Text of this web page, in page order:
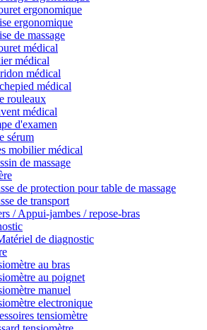
ergonomique
ergonomique
de massage
médical
médical
médical
médical
rouleaux
médical
d'examen
sérum
mobilier médical
de massage
de protection pour table de massage
de transport
/ Appui-jambes / repose-bras
de diagnostic
au bras
au poignet
manuel
electronique
tensiomètre